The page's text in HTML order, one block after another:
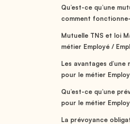
Qu’est-ce qu’une
comment
Mutuelle TNS et loi
métier Employé /
Les avantages d’une
pour le métier
Qu’est-ce qu’une
pour le métier
La prévoyance